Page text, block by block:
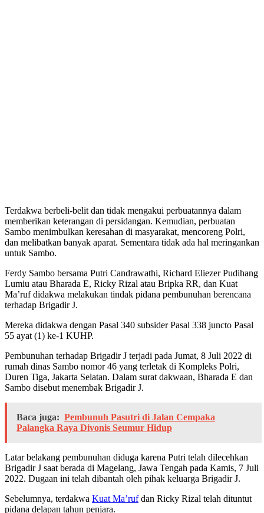
Terdakwa berbeli-belit dan tidak mengakui perbuatannya dalam
memberikan keterangan di persidangan. Kemudian, perbuatan
Sambo menimbulkan keresahan di masyarakat, mencoreng Polri,
dan melibatkan banyak aparat. Sementara tidak ada hal meringankan
untuk Sambo.
Ferdy Sambo bersama Putri Candrawathi, Richard Eliezer Pudihang
Lumiu atau Bharada E, Ricky Rizal atau Bripka RR, dan Kuat
Ma’ruf didakwa melakukan tindak pidana pembunuhan berencana
terhadap Brigadir J.
Mereka didakwa dengan Pasal 340 subsider Pasal 338 juncto Pasal
55 ayat (1) ke-1 KUHP.
Pembunuhan terhadap Brigadir J terjadi pada Jumat, 8 Juli 2022 di
rumah dinas Sambo nomor 46 yang terletak di Kompleks Polri,
Duren Tiga, Jakarta Selatan. Dalam surat dakwaan, Bharada E dan
Sambo disebut menembak Brigadir J.
Baca juga: Pembunuh Pasutri di Jalan Cempaka
Palangka Raya Divonis Seumur Hidup
Latar belakang pembunuhan diduga karena Putri telah dilecehkan
Brigadir J saat berada di Magelang, Jawa Tengah pada Kamis, 7 Juli
2022. Dugaan ini telah dibantah oleh pihak keluarga Brigadir J.
Sebelumnya, terdakwa Kuat Ma’rufdan Ricky Rizal telah dituntut
pidana delapan tahun penjara.